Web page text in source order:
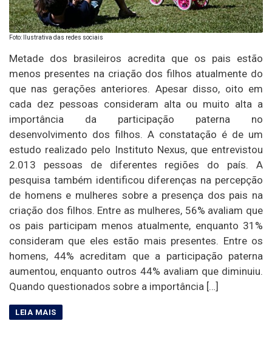
Foto: Ilustrativa das redes sociais
Metade dos brasileiros acredita que os pais estão
menos presentes na criação dos filhos atualmente do
que nas gerações anteriores. Apesar disso, oito em
cada dez pessoas consideram alta ou muito alta a
importância da participação paterna no
desenvolvimento dos filhos. A constatação é de um
estudo realizado pelo Instituto Nexus, que entrevistou
2.013 pessoas de diferentes regiões do país. A
pesquisa também identificou diferenças na percepção
de homens e mulheres sobre a presença dos pais na
criação dos filhos. Entre as mulheres, 56% avaliam que
os pais participam menos atualmente, enquanto 31%
consideram que eles estão mais presentes. Entre os
homens, 44% acreditam que a participação paterna
aumentou, enquanto outros 44% avaliam que diminuiu.
Quando questionados sobre a importância […]